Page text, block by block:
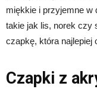
miękkie i przyjemne w
takie jak lis, norek czy
czapkę, która najlepiej
Czapki z